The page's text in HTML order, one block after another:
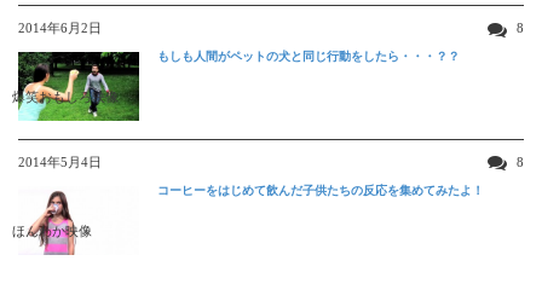
2014年6月2日 8
爆笑おもしろ映像
もしも人間がペットの犬と同じ行動をしたら・・・？？
2014年5月4日 8
ほんわか映像
コーヒーをはじめて飲んだ子供たちの反応を集めてみたよ！